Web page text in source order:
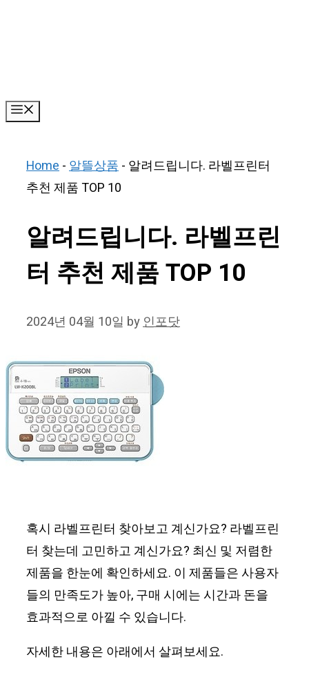
Home-알뜰상품- 알려드립니다. 라벨프린터
추천 제품 TOP 10
알려드립니다. 라벨프린
터 추천 제품 TOP 10
2024년 04월 10일 by인포닷
혹시 라벨프린터 찾아보고 계신가요? 라벨프린
터 찾는데 고민하고 계신가요? 최신 및 저렴한
제품을 한눈에 확인하세요. 이 제품들은 사용자
들의 만족도가 높아, 구매 시에는 시간과 돈을
효과적으로 아낄 수 있습니다.
자세한 내용은 아래에서 살펴보세요.